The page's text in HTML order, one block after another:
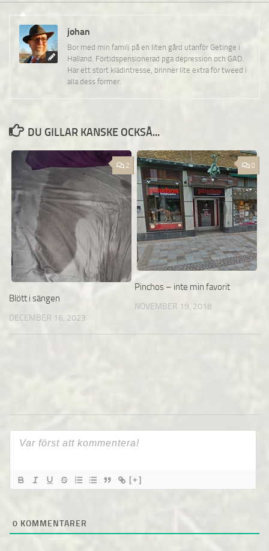
johan
Bor med min familj på en liten gård utanför Getinge i
Halland. Förtidspensionerad pga depression och GAD.
Har ett stort klädintresse, brinner lite extra för tweed i
alla dess former.
DU GILLAR KANSKE OCKSÅ...
2
Blött i sängen
DECEMBER 16, 2023
0
Pinchos – inte min favorit
NOVEMBER 19, 2018
[+]
0 KOMMENTARER